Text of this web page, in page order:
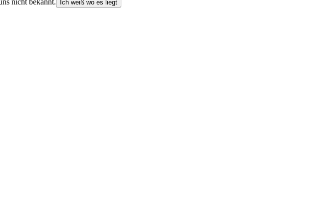
Ich weiß wo es liegt